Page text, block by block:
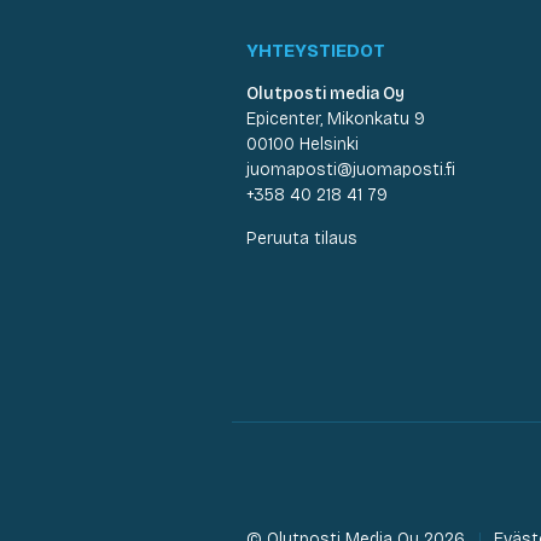
YHTEYSTIEDOT
Olutposti media Oy
Epicenter, Mikonkatu 9
00100 Helsinki
juomaposti@juomaposti.fi
+358 40 218 41 79
Peruuta tilaus